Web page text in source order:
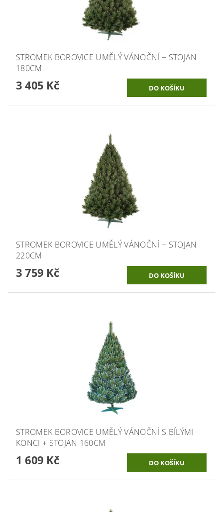
STROMEK BOROVICE UMĚLÝ VÁNOČNÍ + STOJAN
180CM
3 405 Kč
STROMEK BOROVICE UMĚLÝ VÁNOČNÍ + STOJAN
220CM
3 759 Kč
STROMEK BOROVICE UMĚLÝ VÁNOČNÍ S BÍLÝMI
KONCI + STOJAN 160CM
1 609 Kč